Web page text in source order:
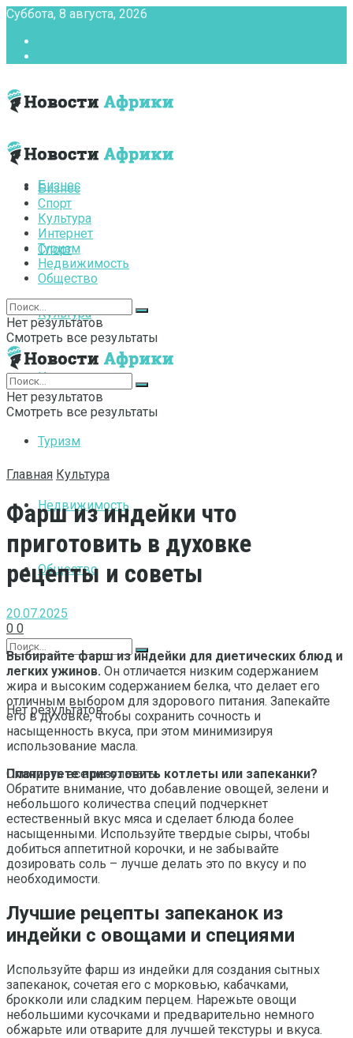
Суббота, 8 августа, 2026
Бизнес
Спорт
Культура
Интернет
Туризм
Недвижимость
Общество
Нет результатов
Смотреть все результаты
Бизнес
Спорт
Культура
Интернет
Туризм
Недвижимость
Общество
Нет результатов
Смотреть все результаты
Нет результатов
Смотреть все результаты
Главная Культура
Фарш из индейки что
приготовить в духовке
рецепты и советы
20.07.2025
0 0
Выбирайте фарш из индейки для диетических блюд и
легких ужинов. Он отличается низким содержанием
жира и высоким содержанием белка, что делает его
отличным выбором для здорового питания. Запекайте
его в духовке, чтобы сохранить сочность и
насыщенность вкуса, при этом минимизируя
использование масла.
Планируете приготовить котлеты или запеканки?
Обратите внимание, что добавление овощей, зелени и
небольшого количества специй подчеркнет
естественный вкус мяса и сделает блюда более
насыщенными. Используйте твердые сыры, чтобы
добиться аппетитной корочки, и не забывайте
дозировать соль – лучше делать это по вкусу и по
необходимости.
Лучшие рецепты запеканок из
индейки с овощами и специями
Используйте фарш из индейки для создания сытных
запеканок, сочетая его с морковью, кабачками,
брокколи или сладким перцем. Нарежьте овощи
небольшими кусочками и предварительно немного
обжарьте или отварите для лучшей текстуры и вкуса.